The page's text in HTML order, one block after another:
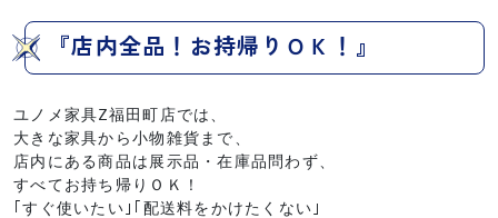
『店内全品！お持帰りＯＫ！』
ユノメ家具Z福田町店では、
大きな家具から小物雑貨まで、
店内にある商品は展示品・在庫品問わず、
すべてお持ち帰りＯＫ！
｢すぐ使いたい｣｢配送料をかけたくない｣